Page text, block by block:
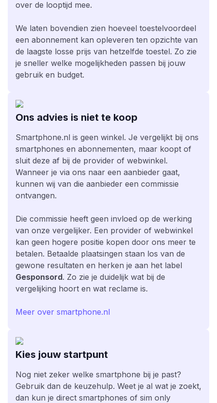
over de looptijd mee.
We laten bovendien zien hoeveel toestelvoordeel
een abonnement kan opleveren ten opzichte van
de laagste losse prijs van hetzelfde toestel. Zo zie
je sneller welke mogelijkheden passen bij jouw
gebruik en budget.
Ons advies is niet te koop
Smartphone.nl is geen winkel. Je vergelijkt bij ons
smartphones en abonnementen, maar koopt of
sluit deze af bij de provider of webwinkel.
Wanneer je via ons naar een aanbieder gaat,
kunnen wij van die aanbieder een commissie
ontvangen.
Die commissie heeft geen invloed op de werking
van onze vergelijker. Een provider of webwinkel
kan geen hogere positie kopen door ons meer te
betalen. Betaalde plaatsingen staan los van de
gewone resultaten en herken je aan het label
Gesponsord. Zo zie je duidelijk wat bij de
vergelijking hoort en wat reclame is.
Meer over smartphone.nl
Kies jouw startpunt
Nog niet zeker welke smartphone bij je past?
Gebruik dan de keuzehulp. Weet je al wat je zoekt,
dan kun je direct smartphones of sim only